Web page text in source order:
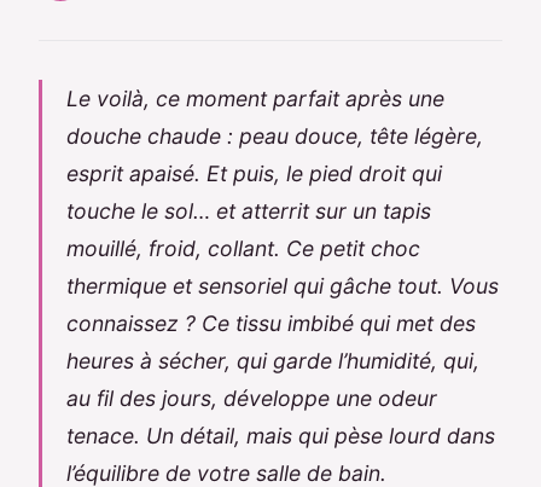
Le voilà, ce moment parfait après une
douche chaude : peau douce, tête légère,
esprit apaisé. Et puis, le pied droit qui
touche le sol… et atterrit sur un tapis
mouillé, froid, collant. Ce petit choc
thermique et sensoriel qui gâche tout. Vous
connaissez ? Ce tissu imbibé qui met des
heures à sécher, qui garde l’humidité, qui,
au fil des jours, développe une odeur
tenace. Un détail, mais qui pèse lourd dans
l’équilibre de votre salle de bain.